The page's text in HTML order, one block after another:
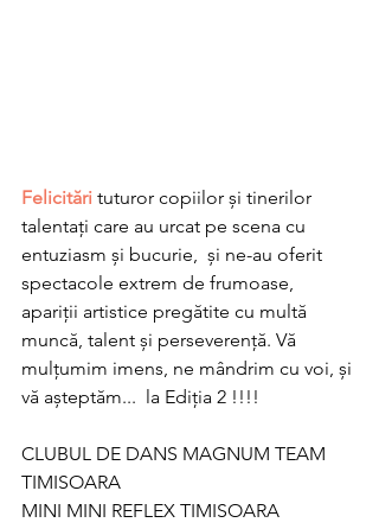
Felicitări tuturor copiilor și tinerilor
talentați care au urcat pe scena cu
entuziasm și bucurie,  și ne-au oferit
spectacole extrem de frumoase,
apariții artistice pregătite cu multă
muncă, talent și perseverență. Vă
mulțumim imens, ne mândrim cu voi, și
vă așteptăm...  la Ediția 2 !!!!
CLUBUL DE DANS MAGNUM TEAM
TIMISOARA
MINI MINI REFLEX TIMISOARA